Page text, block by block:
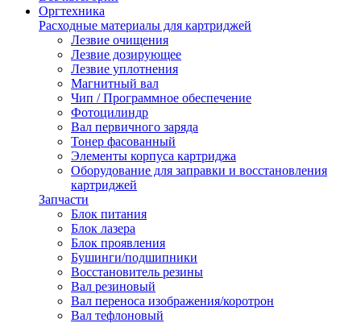
Оргтехника
Расходные материалы для картриджей
Лезвие очищения
Лезвие дозирующее
Лезвие уплотнения
Магнитный вал
Чип / Программное обеспечение
Фотоцилиндр
Вал первичного заряда
Тонер фасованный
Элементы корпуса картриджа
Оборудование для заправки и восстановления
картриджей
Запчасти
Блок питания
Блок лазера
Блок проявления
Бушинги/подшипники
Восстановитель резины
Вал резиновый
Вал переноса изображения/коротрон
Вал тефлоновый